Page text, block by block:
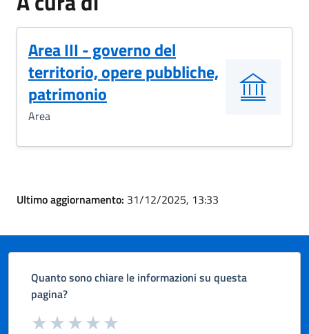
Area III - governo del
territorio, opere pubbliche,
patrimonio
Area
Ultimo aggiornamento: 31/12/2025, 13:33
Quanto sono chiare le informazioni su questa
pagina?
Valuta da 1 a 5 stelle la pagina